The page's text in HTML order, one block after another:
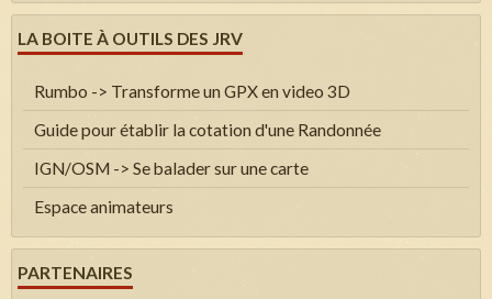
LA BOITE À OUTILS DES JRV
Rumbo -> Transforme un GPX en video 3D
Guide pour établir la cotation d'une Randonnée
IGN/OSM -> Se balader sur une carte
Espace animateurs
PARTENAIRES